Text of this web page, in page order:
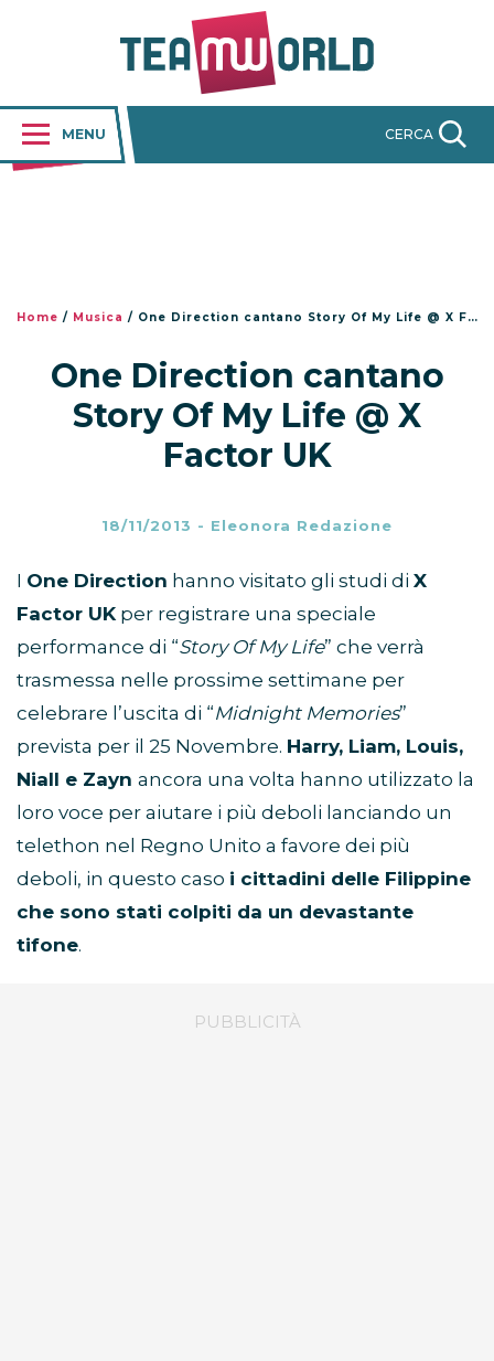
MENU CERCA
Home / Musica / One Direction cantano Story Of My Life @ X Factor UK
One Direction cantano
Story Of My Life @ X
Factor UK
18/11/2013 - Eleonora Redazione
I One Direction hanno visitato gli studi di X
Factor UKper registrare una speciale
performance di “Story Of My Life” che verrà
trasmessa nelle prossime settimane per
celebrare l’uscita di “Midnight Memories”
prevista per il 25 Novembre. Harry, Liam, Louis,
Niall e Zayn ancora una volta hanno utilizzato la
loro voce per aiutare i più deboli lanciando un
telethon nel Regno Unito a favore dei più
deboli, in questo caso i cittadini delle Filippine
che sono stati colpiti da un devastante
tifone.